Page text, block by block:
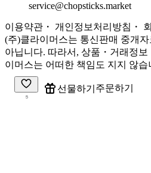
service@chopsticks.market
이용약관 ・ 개인정보처리방침 ・
(주)클라이머스는 통신판매 중개
아닙니다. 따라서, 상품・거래정
이머스는 어떠한 책임도 지지 않습
5
선물하기 주문하기